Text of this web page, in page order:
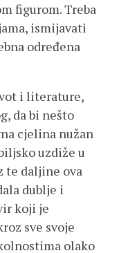
figurom. Treba
ismijavati
određena
i literature,
da bi nešto
cjelina nužan
uzdiže u
te daljine ova
dublje i
koji je
sve svoje
olako